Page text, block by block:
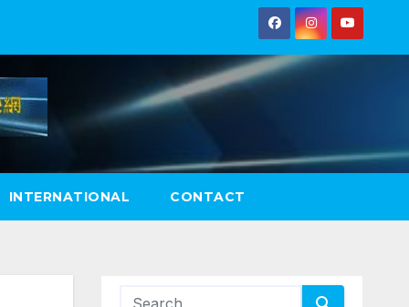
INTERNATIONAL CONTACT